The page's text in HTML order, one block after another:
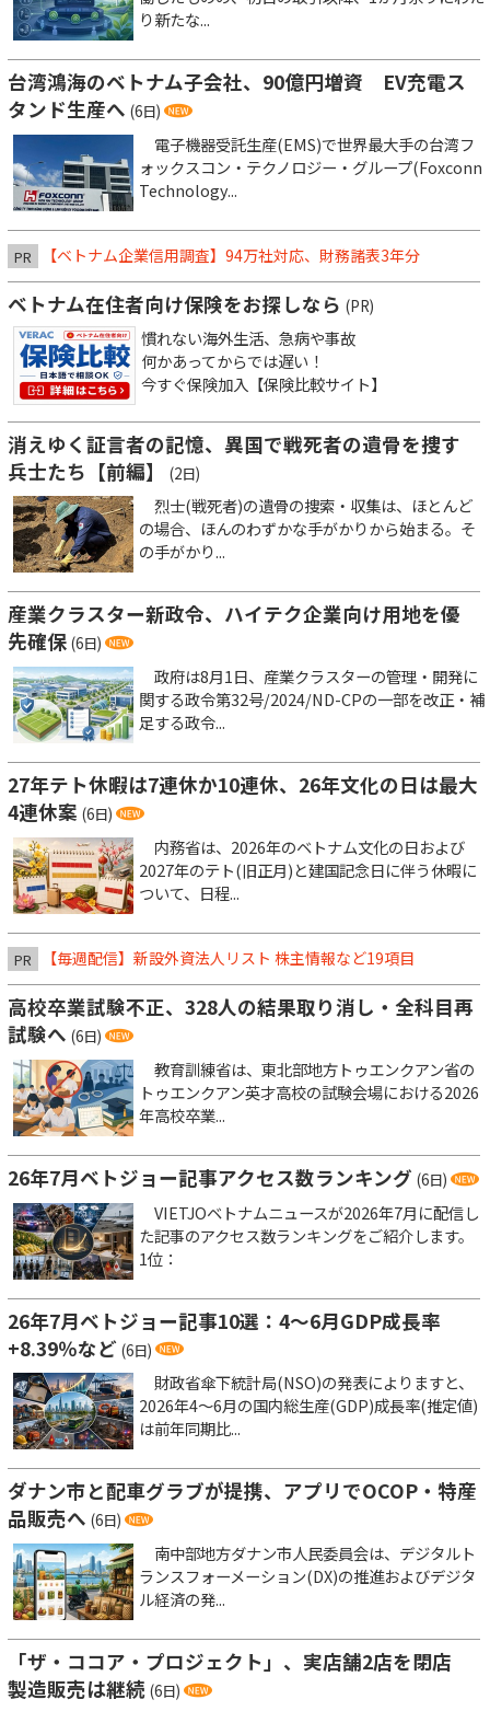
り新たな...
台湾鴻海のベトナム子会社、90億円増資 EV充電ス
タンド生産へ (6日)
電子機器受託生産(EMS)で世界最大手の台湾フ
ォックスコン・テクノロジー・グループ(Foxconn
Technology...
PR 【ベトナム企業信用調査】94万社対応、財務諸表3年分
ベトナム在住者向け保険をお探しなら (PR)
慣れない海外生活、急病や事故
何かあってからでは遅い！
今すぐ保険加入【保険比較サイト】
消えゆく証言者の記憶、異国で戦死者の遺骨を捜す
兵士たち【前編】
(2日)
烈士(戦死者)の遺骨の捜索・収集は、ほとんど
の場合、ほんのわずかな手がかりから始まる。そ
の手がかり...
産業クラスター新政令、ハイテク企業向け用地を優
先確保 (6日)
政府は8月1日、産業クラスターの管理・開発に
関する政令第32号/2024/ND-CPの一部を改正・補
足する政令...
27年テト休暇は7連休か10連休、26年文化の日は最大
4連休案 (6日)
内務省は、2026年のベトナム文化の日および
2027年のテト(旧正月)と建国記念日に伴う休暇に
ついて、日程...
PR 【毎週配信】新設外資法人リスト 株主情報など19項目
高校卒業試験不正、328人の結果取り消し・全科目再
試験へ (6日)
教育訓練省は、東北部地方トゥエンクアン省の
トゥエンクアン英才高校の試験会場における2026
年高校卒業...
26年7月ベトジョー記事アクセス数ランキング (6日)
VIETJOベトナムニュースが2026年7月に配信し
た記事のアクセス数ランキングをご紹介します。
1位：
26年7月ベトジョー記事10選：4～6月GDP成長率
+8.39％など (6日)
財政省傘下統計局(NSO)の発表によりますと、
2026年4～6月の国内総生産(GDP)成長率(推定値)
は前年同期比...
ダナン市と配車グラブが提携、アプリでOCOP・特産
品販売へ (6日)
南中部地方ダナン市人民委員会は、デジタルト
ランスフォーメーション(DX)の推進およびデジタ
ル経済の発...
「ザ・ココア・プロジェクト」、実店舗2店を閉店
製造販売は継続 (6日)